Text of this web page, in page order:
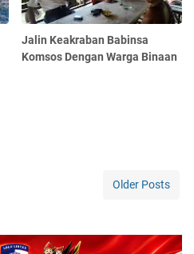
Jalin Keakraban Babinsa
Komsos Dengan Warga Binaan
Older Posts